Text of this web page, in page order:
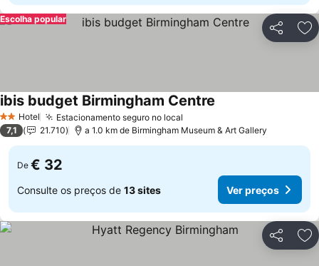
Partilhar
Escolha popular
2 Estrelas
Hotel Estacionamento seguro no local
ibis budget Birmingham Centre
7,1 21.710 a 1.0 km de Birmingham Museum & Art Gallery
De € 32
Consulte os preços de 13 sites Ver preços
Partilhar